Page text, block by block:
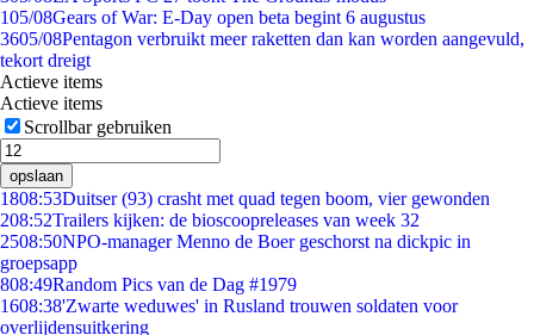
105/08Gears of War: E-Day open beta begint 6 augustus
3605/08Pentagon verbruikt meer raketten dan kan worden aangevuld,
tekort dreigt
Actieve items
Actieve items
Scrollbar gebruiken
opslaan
1808:53Duitser (93) crasht met quad tegen boom, vier gewonden
208:52Trailers kijken: de bioscoopreleases van week 32
2508:50NPO-manager Menno de Boer geschorst na dickpic in
groepsapp
808:49Random Pics van de Dag #1979
1608:38'Zwarte weduwes' in Rusland trouwen soldaten voor
overlijdensuitkering